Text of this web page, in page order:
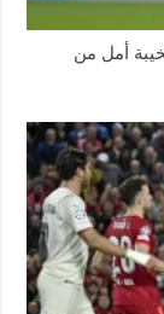
أمل من